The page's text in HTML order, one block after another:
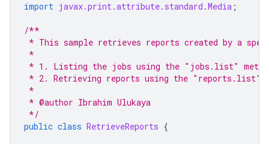
import javax.print.attribute.standard.Media ;
/**
* This sample retrieves reports created by a
*
* 1. Listing the jobs using the "jobs.list"
* 2. Retrieving reports using the "reports.list"
*
* @author Ibrahim Ulukaya
*/
public class RetrieveReports {